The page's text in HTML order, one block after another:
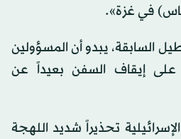
في غزة».
السابقة، يبدو أن المسؤولين
على إيقاف السفن بعيداً عن
تحذيراً شديد اللهجة